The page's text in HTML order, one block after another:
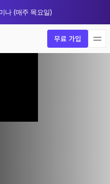
나 (매주 목요일)
무료 가입